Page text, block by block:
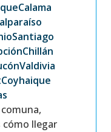
Calama
Santiago
Chillán
Valdivia
Coyhaique
cómo llegar